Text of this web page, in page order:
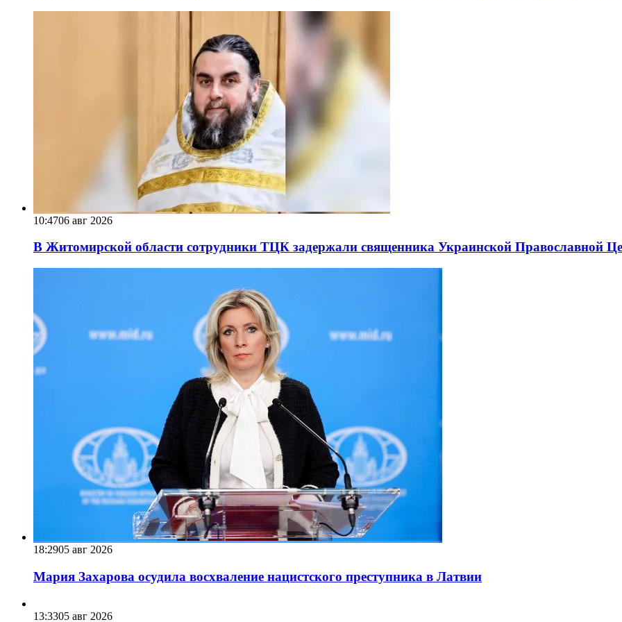
10:4706 авг 2026
В Житомирской области сотрудники ТЦК задержали священника Украинской Православной
18:2905 авг 2026
Мария Захарова осудила восхваление нацистского преступника в Латвии
13:3305 авг 2026